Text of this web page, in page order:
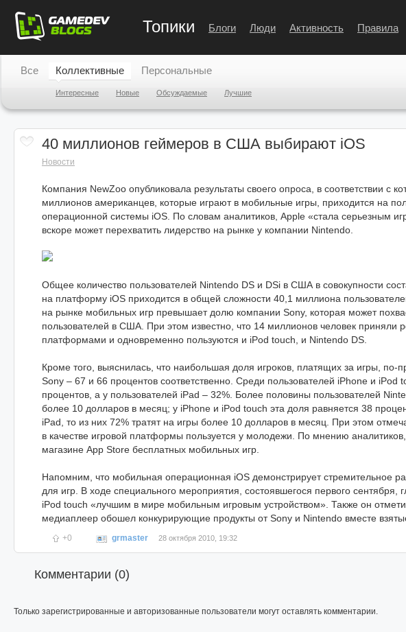
Топики Блоги Люди Активность Правила
Все Коллективные
Интересные Новые Обсуждаемые Лучшие
Персональные
40 миллионов геймеров в США выбирают iOS
Новости
Компания NewZoo опубликовала результаты своего опроса, в соответствии с
миллионов американцев, которые играют в мобильные игры, приходится на
операционной системы iOS. По словам аналитиков, Apple «стала серьезным
вскоре может перехватить лидерство на рынке у компании Nintendo.
Общее количество пользователей Nintendo DS и DSi в США в совокупности
на платформу iOS приходится в общей сложности 40,1 миллиона
на рынке мобильных игр превышает долю компании Sony, которая может
пользователей в США. При этом известно, что 14 миллионов человек приняли
платформами и одновременно пользуются и iPod touch, и Nintendo DS.
Кроме того, выяснилась, что наибольшая доля игроков, платящих за игры, по-
Sony – 67 и 66 процентов соответственно. Среди пользователей iPhone и iPod
процентов, а у пользователей iPad – 32%. Более половины пользователей
более 10 долларов в месяц; у iPhone и iPod touch эта доля равняется 38
iPad, то из них 72% тратят на игры более 10 долларов в месяц. При этом
в качестве игровой платформы пользуется у молодежи. По мнению
магазине App Store бесплатных мобильных игр.
Напомним, что мобильная операционная iOS демонстрирует стремительное
для игр. В ходе специального мероприятия, состоявшегося первого сентября,
iPod touch «лучшим в мире мобильным игровым устройством». Также он
медиаплеер обошел конкурирующие продукты от Sony и Nintendo вместе
+0 grmaster 28 октября 2010, 19:32
Комментарии (0)
Только зарегистрированные и авторизованные пользователи могут оставлять комментарии.